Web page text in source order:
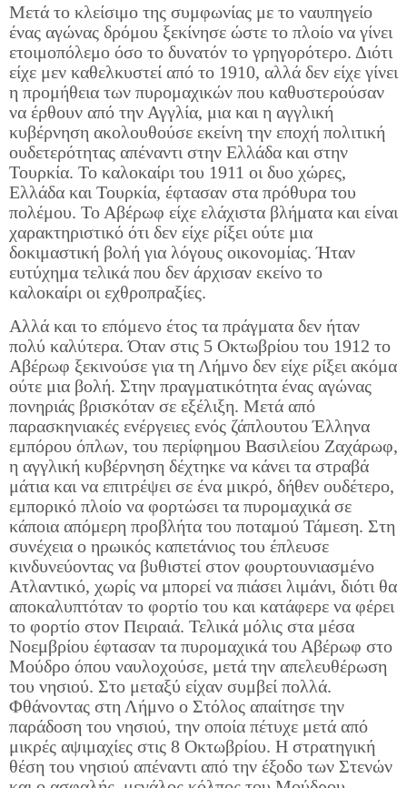
Μετά το κλείσιμο της συμφωνίας με το ναυπηγείο
ένας αγώνας δρόμου ξεκίνησε ώστε το πλοίο να γίνει
ετοιμοπόλεμο όσο το δυνατόν το γρηγορότερο. Διότι
είχε μεν καθελκυστεί από το 1910, αλλά δεν είχε γίνει
η προμήθεια των πυρομαχικών που καθυστερούσαν
να έρθουν από την Αγγλία, μια και η αγγλική
κυβέρνηση ακολουθούσε εκείνη την εποχή πολιτική
ουδετερότητας απέναντι στην Ελλάδα και στην
Τουρκία. Το καλοκαίρι του 1911 οι δυο χώρες,
Ελλάδα και Τουρκία, έφτασαν στα πρόθυρα του
πολέμου. Το Αβέρωφ είχε ελάχιστα βλήματα και είναι
χαρακτηριστικό ότι δεν είχε ρίξει ούτε μια
δοκιμαστική βολή για λόγους οικονομίας. Ήταν
ευτύχημα τελικά που δεν άρχισαν εκείνο το
καλοκαίρι οι εχθροπραξίες.
Αλλά και το επόμενο έτος τα πράγματα δεν ήταν
πολύ καλύτερα. Όταν στις 5 Οκτωβρίου του 1912 το
Αβέρωφ ξεκινούσε για τη Λήμνο δεν είχε ρίξει ακόμα
ούτε μια βολή. Στην πραγματικότητα ένας αγώνας
πονηριάς βρισκόταν σε εξέλιξη. Μετά από
παρασκηνιακές ενέργειες ενός ζάπλουτου Έλληνα
εμπόρου όπλων, του περίφημου Βασιλείου Ζαχάρωφ,
η αγγλική κυβέρνηση δέχτηκε να κάνει τα στραβά
μάτια και να επιτρέψει σε ένα μικρό, δήθεν ουδέτερο,
εμπορικό πλοίο να φορτώσει τα πυρομαχικά σε
κάποια απόμερη προβλήτα του ποταμού Τάμεση. Στη
συνέχεια ο ηρωικός καπετάνιος του έπλευσε
κινδυνεύοντας να βυθιστεί στον φουρτουνιασμένο
Ατλαντικό, χωρίς να μπορεί να πιάσει λιμάνι, διότι θα
αποκαλυπτόταν το φορτίο του και κατάφερε να φέρει
το φορτίο στον Πειραιά. Τελικά μόλις στα μέσα
Νοεμβρίου έφτασαν τα πυρομαχικά του Αβέρωφ στο
Μούδρο όπου ναυλοχούσε, μετά την απελευθέρωση
του νησιού. Στο μεταξύ είχαν συμβεί πολλά.
Φθάνοντας στη Λήμνο ο Στόλος απαίτησε την
παράδοση του νησιού, την οποία πέτυχε μετά από
μικρές αψιμαχίες στις 8 Οκτωβρίου. Η στρατηγική
θέση του νησιού απέναντι από την έξοδο των Στενών